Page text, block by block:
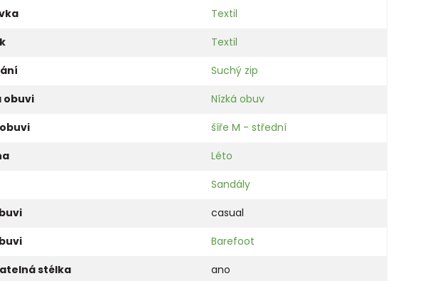
Textil
Textil
Suchý zip
obuvi
Nízká obuv
šíře M - střední
Léto
Sandály
casual
Barefoot
stélka
ano